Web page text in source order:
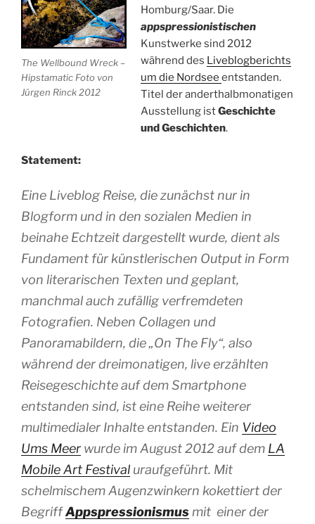
The Wellbound Wreck –
Hipstamatic Foto von
Jürgen Rinck 2012
Homburg/Saar. Die
appspressionistischen
Kunstwerke sind 2012
während des Liveblogberichts
um die Nordsee entstanden.
Titel der anderthalbmonatigen
Ausstellung istGeschichte
und Geschichten.
Statement:
Eine Liveblog Reise, die zunächst nur in
Blogform und in den sozialen Medien in
beinahe Echtzeit dargestellt wurde, dient als
Fundament für künstlerischen Output in Form
von literarischen Texten und geplant,
manchmal auch zufällig verfremdeten
Fotografien. Neben Collagen und
Panoramabildern, die „On The Fly“, also
während der dreimonatigen, live erzählten
Reisegeschichte auf dem Smartphone
entstanden sind, ist eine Reihe weiterer
multimedialer Inhalte entstanden. Ein Video
Ums Meer wurde im August 2012 auf dem LA
Mobile Art Festival uraufgeführt. Mit
schelmischem Augenzwinkern kokettiert der
BegriffAppspressionismus mit einer der